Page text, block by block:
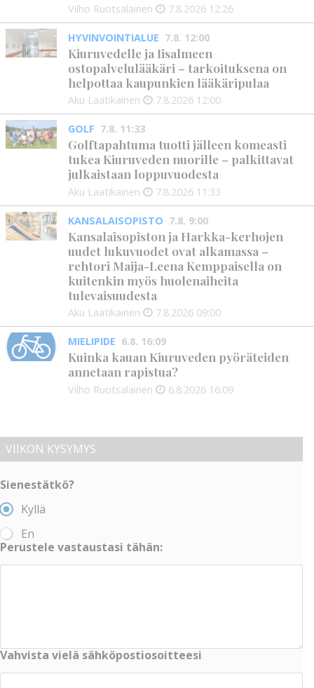
Vilho Ruotsalainen 7.8.2026 12:26
HYVINVOINTIALUE 7.8. 12:00
Kiuruvedelle ja Iisalmeen
ostopalvelulääkäri – tarkoituksena on
helpottaa kaupunkien lääkäripulaa
Aku Laatikainen 7.8.2026 12:00
GOLF 7.8. 11:33
Golftapahtuma tuotti jälleen komeasti
tukea Kiuruveden nuorille – palkittavat
julkaistaan loppuvuodesta
Aku Laatikainen 7.8.2026 11:33
KANSALAISOPISTO 7.8. 9:00
Kansalaisopiston ja Harkka-kerhojen
uudet lukuvuodet ovat alkamassa –
rehtori Maija-Leena Kemppaisella on
kuitenkin myös huolenaiheita
tulevaisuudesta
Aku Laatikainen 7.8.2026 09:00
MIELIPIDE 6.8. 16:09
Kuinka kauan Kiuruveden pyöräteiden
annetaan rapistua?
Vilho Ruotsalainen 6.8.2026 16:09
VIIKON KYSYMYS
Sienestätkö?
Kyllä
En
Perustele vastaustasi tähän:
Vahvista vielä sähköpostiosoitteesi